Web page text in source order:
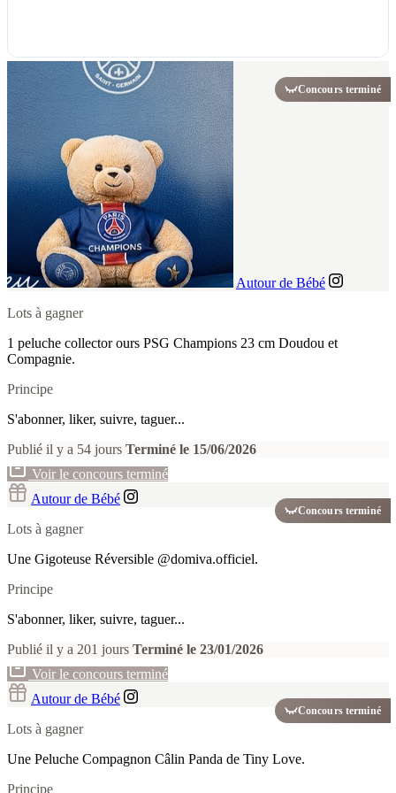
Concours terminé
Autour de Bébé
Lots à gagner
1 peluche collector ours PSG Champions 23 cm Doudou et
Compagnie.
Principe
S'abonner, liker, suivre, taguer...
Publié il y a 54 jours Terminé le 15/06/2026
Voir le concours terminé
Concours terminé
Autour de Bébé
Lots à gagner
Une Gigoteuse Réversible @domiva.officiel.
Principe
S'abonner, liker, suivre, taguer...
Publié il y a 201 jours Terminé le 23/01/2026
Voir le concours terminé
Concours terminé
Autour de Bébé
Lots à gagner
Une Peluche Compagnon Câlin Panda de Tiny Love.
Principe